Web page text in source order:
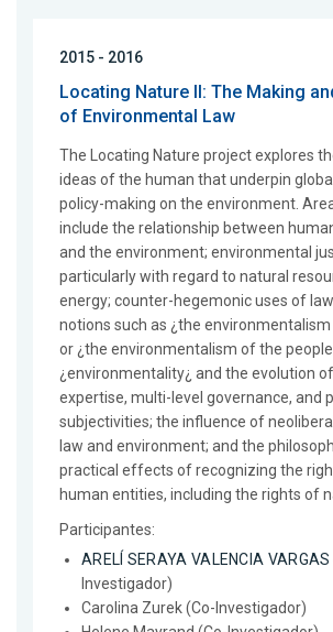
2015 - 2016
Locating Nature II: The Making
of Environmental Law
The Locating Nature project explores
ideas of the human that underpin
policy-making on the environment.
include the relationship between
and the environment; environmental
particularly with regard to natural
energy; counter-hegemonic uses of
notions such as ¿the environmentalism
or ¿the environmentalism of the
¿environmentality¿ and the evolution
expertise, multi-level governance, and
subjectivities; the influence of
law and environment; and the
practical effects of recognizing the
human entities, including the rights of
Participantes:
ARELÍ SERAYA VALENCIA VARGAS
Investigador)
Carolina Zurek (Co-Investigador)